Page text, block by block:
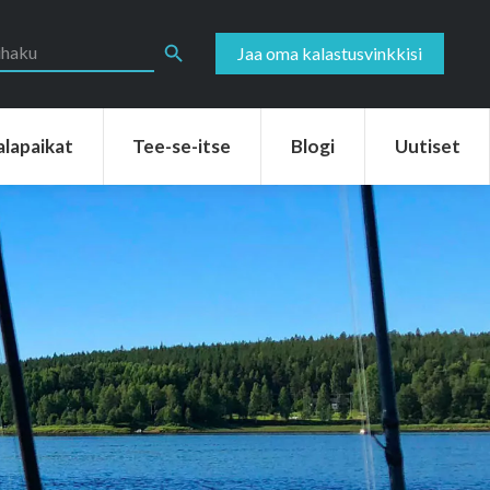
Jaa oma kalastusvinkkisi
Tee-se-itse Blogi Uutiset
Blogi Uutiset